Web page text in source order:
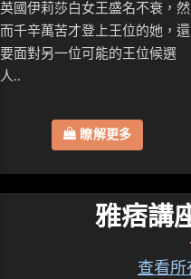
英國伊莉莎白女王盛名不衰，然
而千辛萬苦才登上王位的她，還
要面對另一位可能的王位候選
人..
瞭解更多
雅痞講
查看所